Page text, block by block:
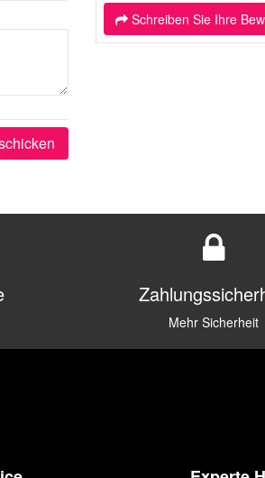
Schreiben Sie Ihre
Mehr Sicherheit